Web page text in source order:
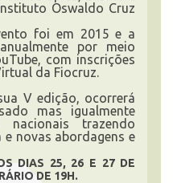
Oswaldo Cruz
foi em 2015 e a
por meio
com inscrições
da Fiocruz.
V edição, ocorrerá
mas igualmente
nacionais trazendo
novas abordagens e
DIAS 25, 26 E 27 DE
DE 19H.